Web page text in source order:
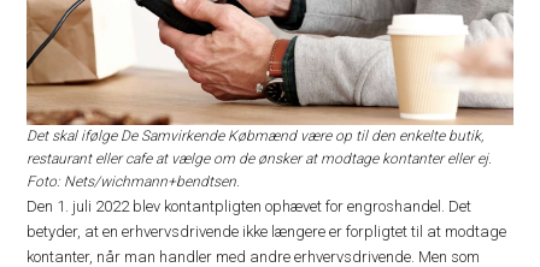
Det skal ifølge De Samvirkende Købmænd være op til den enkelte butik,
restaurant eller cafe at vælge om de ønsker at modtage kontanter eller ej.
Foto: Nets/wichmann+bendtsen.
Den 1. juli 2022 blev kontantpligten ophævet for engroshandel. Det
betyder, at en erhvervsdrivende ikke længere er forpligtet til at modtage
kontanter, når man handler med andre erhvervsdrivende. Men som